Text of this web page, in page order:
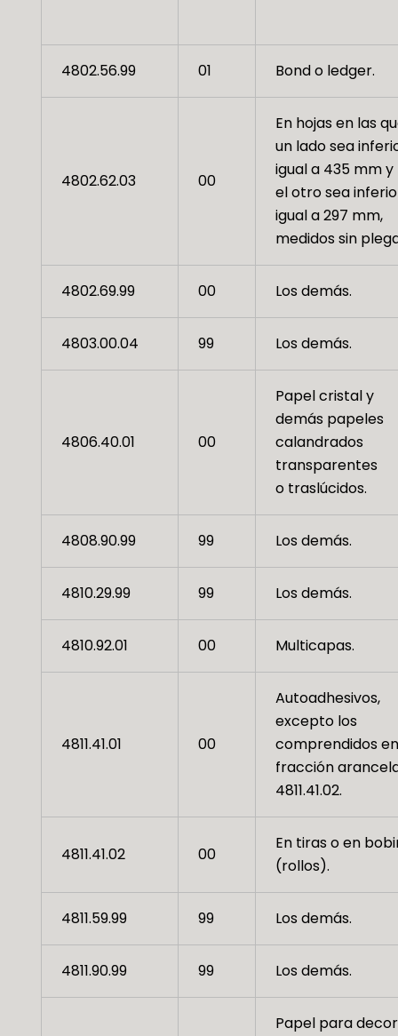
4802.56.99 01 Bond o ledger.
4802.62.03 00
En hojas en las
un lado sea
igual a 435 mm y
el otro sea
igual a 297 mm,
medidos sin
4802.69.99 00 Los demás.
4803.00.04 99 Los demás.
4806.40.01 00
Papel cristal y
demás papeles
calandrados
transparentes
o traslúcidos.
4808.90.99 99 Los demás.
4810.29.99 99 Los demás.
4810.92.01 00 Multicapas.
4811.41.01 00
Autoadhesivos,
excepto los
comprendidos
fracción
4811.41.02.
4811.41.02 00
En tiras o en
(rollos).
4811.59.99 99 Los demás.
4811.90.99 99 Los demás.
Papel para